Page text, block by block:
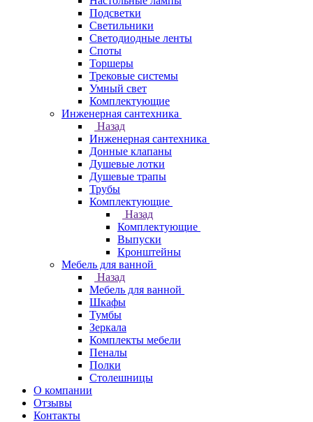
Подсветки
Светильники
Светодиодные ленты
Споты
Торшеры
Трековые системы
Умный свет
Комплектующие
Инженерная сантехника
Назад
Инженерная сантехника
Донные клапаны
Душевые лотки
Душевые трапы
Трубы
Комплектующие
Назад
Комплектующие
Выпуски
Кронштейны
Мебель для ванной
Назад
Мебель для ванной
Шкафы
Тумбы
Зеркала
Комплекты мебели
Пеналы
Полки
Столешницы
О компании
Отзывы
Контакты